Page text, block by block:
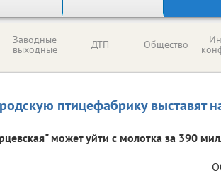
Заводные
выходные ДТП Общество
птицефабрику выставят
может уйти с молотка за 390